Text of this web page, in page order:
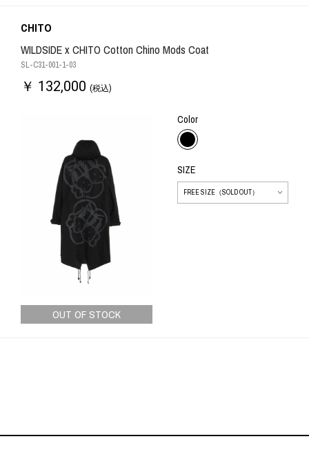
OUT OF STOCK
CHITO
WILDSIDE x CHITO Cotton Chino Mods Coat
SL-C31-001-1-03
￥ 132,000 (税込)
Color
SIZE